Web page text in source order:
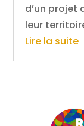
d’un projet
leur
Lire la suite